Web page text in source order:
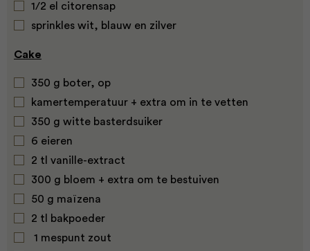
1/2 el citorensap
sprinkles wit, blauw en zilver
Cake
350 g boter, op
kamertemperatuur + extra om in te vetten
350 g witte basterdsuiker
6 eieren
2 tl vanille-extract
300 g bloem + extra om te bestuiven
50 g maïzena
2 tl bakpoeder
1 mespunt zout